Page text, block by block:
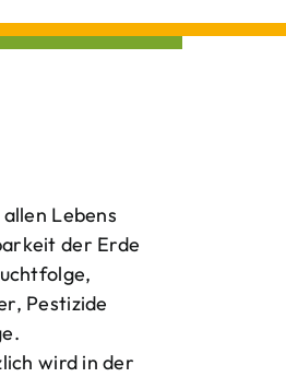
Lebens
der Erde
Pestizide
wird in der